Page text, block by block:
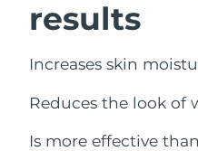
results
Increases skin
Reduces the look of
Is more effective
Ливан
Люксембург